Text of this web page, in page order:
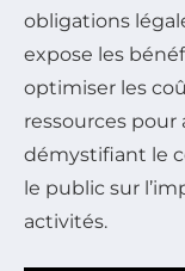
obligations
expose les
optimiser les
ressources pour
démystifiant le
le public sur
activités.